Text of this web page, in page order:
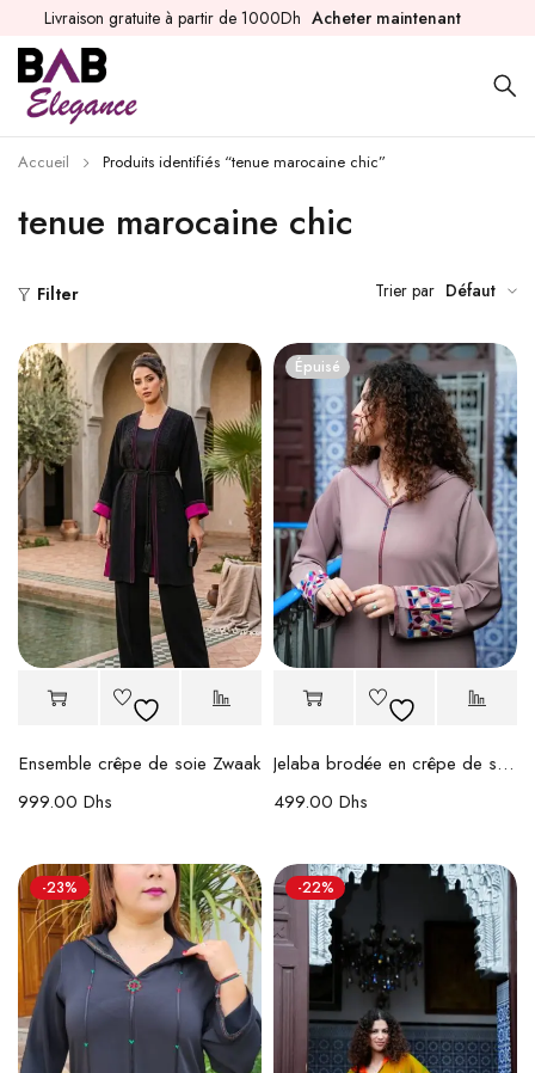
Livraison gratuite à partir de 1000Dh Acheter maintenant
tenue marocaine chic
Accueil Produits identifiés “tenue marocaine chic”
Filter Trier par Défaut
Ensemble crêpe de soie Zwaak
999.00 Dhs
Épuisé
Jelaba brodée en crêpe de soie
499.00 Dhs
-23% -22%